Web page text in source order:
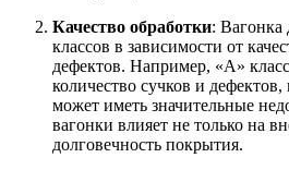
Качество обработки: Вагонка
классов в зависимости от
дефектов. Например, «А»
количество сучков и
может иметь значительные
вагонки влияет не только на
долговечность покрытия.